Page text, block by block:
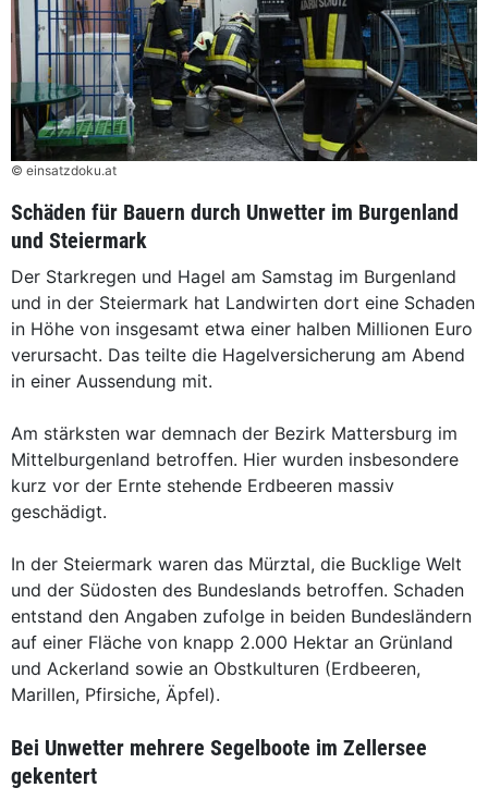
© einsatzdoku.at
Schäden für Bauern durch Unwetter im Burgenland
und Steiermark
Der Starkregen und Hagel am Samstag im Burgenland
und in der Steiermark hat Landwirten dort eine Schaden
in Höhe von insgesamt etwa einer halben Millionen Euro
verursacht. Das teilte die Hagelversicherung am Abend
in einer Aussendung mit.
Am stärksten war demnach der Bezirk Mattersburg im
Mittelburgenland betroffen. Hier wurden insbesondere
kurz vor der Ernte stehende Erdbeeren massiv
geschädigt.
In der Steiermark waren das Mürztal, die Bucklige Welt
und der Südosten des Bundeslands betroffen. Schaden
entstand den Angaben zufolge in beiden Bundesländern
auf einer Fläche von knapp 2.000 Hektar an Grünland
und Ackerland sowie an Obstkulturen (Erdbeeren,
Marillen, Pfirsiche, Äpfel).
Bei Unwetter mehrere Segelboote im Zellersee
gekentert